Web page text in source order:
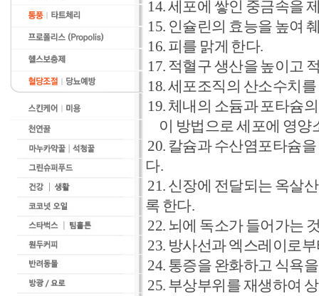
14. 세포에 쌓인 중금속을
15. 인슐린의 효능을 높여
16. 피를 맑게 한다.
17. 적혈구 생산을 높이고
18. 세포조직의 산소수치
19. 체내의 소듐과 포타슘
이 방법으로 세포에 영양
20. 칼슘과 수산염포타슘
다.
21. 신장에 전달되는 옥살
록 한다.
22. 뇌에 독소가 들어가는
23. 방사선과 엑스레이로
24. 통증을 완화하고 식욕
25. 부상부위를 재생하여